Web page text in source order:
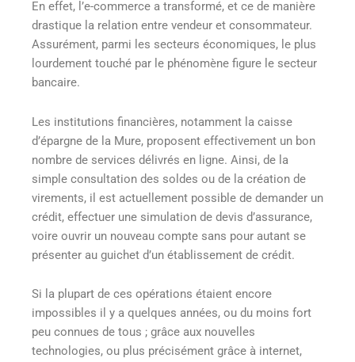
En effet, l’e-commerce a transformé, et ce de manière
drastique la relation entre vendeur et consommateur.
Assurément, parmi les secteurs économiques, le plus
lourdement touché par le phénomène figure le secteur
bancaire.
Les institutions financières, notamment la caisse
d’épargne de la Mure, proposent effectivement un bon
nombre de services délivrés en ligne. Ainsi, de la
simple consultation des soldes ou de la création de
virements, il est actuellement possible de demander un
crédit, effectuer une simulation de devis d’assurance,
voire ouvrir un nouveau compte sans pour autant se
présenter au guichet d’un établissement de crédit.
Si la plupart de ces opérations étaient encore
impossibles il y a quelques années, ou du moins fort
peu connues de tous ; grâce aux nouvelles
technologies, ou plus précisément grâce à internet,